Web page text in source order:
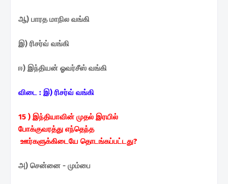
ஆ) பாரத மாநில வங்கி
இ) ரிசர்வ் வங்கி
ஈ) இந்தியன் ஓவர்சீஸ் வங்கி
விடை : இ) ரிசர்வ் வங்கி
15 ) இந்தியாவின் முதல் இரயில்
போக்குவரத்து எந்தெந்த
ஊர்களுக்கிடையே தொடங்கப்பட்டது?
அ) சென்னை - மும்பை